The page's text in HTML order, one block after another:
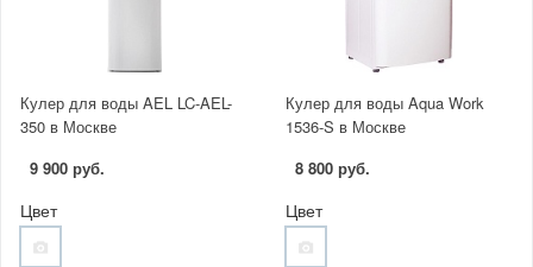
Кулер для воды AEL LC-AEL-
350 в Москве
9 900 руб.
Цвет
Кулер для воды Aqua Work
1536-S в Москве
8 800 руб.
Цвет